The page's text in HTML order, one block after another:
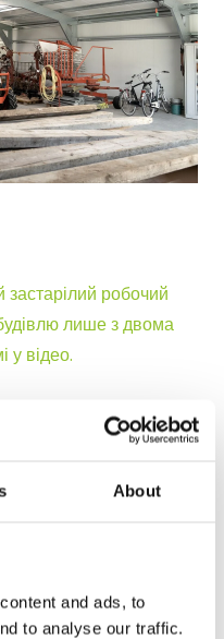
About
and ads, to
to analyse our traffic.
застарілий робочий
лише з двома
у відео.
весело та приємно!"